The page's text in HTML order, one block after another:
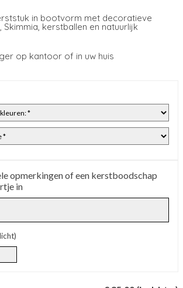
in bootvorm met decoratieve
Skimmia, kerstballen en natuurlijk
op kantoor of in uw huis
opmerkingen of een kerstboodschap
in